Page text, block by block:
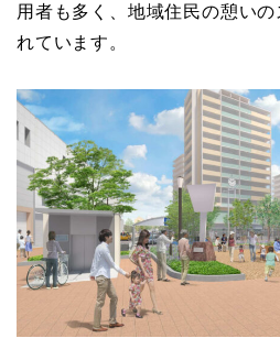
用者も多く、地域住民の憩い
れています。